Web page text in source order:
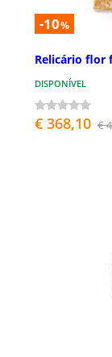
-10%
Relicário flor
DISPONÍVEL
€ 368,10 €